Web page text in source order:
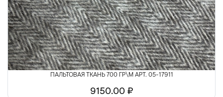
ПАЛЬТОВАЯ ТКАНЬ 700 ГР\М АРТ. 05-17911
9150.00 ₽